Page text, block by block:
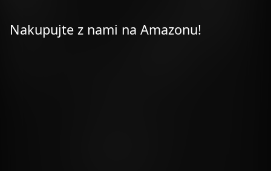
Nakupujte z nami na Amazonu!